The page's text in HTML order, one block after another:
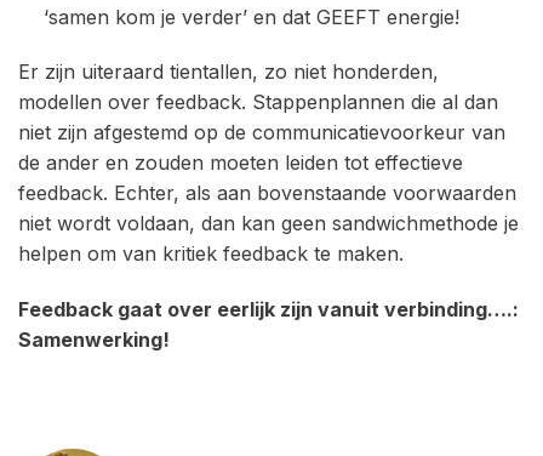
‘samen kom je verder’ en dat GEEFT energie!
Er zijn uiteraard tientallen, zo niet honderden,
modellen over feedback. Stappenplannen die al dan
niet zijn afgestemd op de communicatievoorkeur van
de ander en zouden moeten leiden tot effectieve
feedback. Echter, als aan bovenstaande voorwaarden
niet wordt voldaan, dan kan geen sandwichmethode je
helpen om van kritiek feedback te maken.
Feedback gaat over eerlijk zijn vanuit verbinding….:
Samenwerking!